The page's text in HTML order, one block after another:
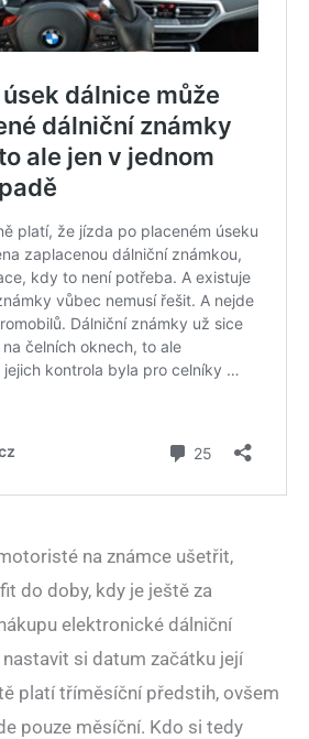
na známce ušetřit,
do doby, kdy je ještě za
elektronické dálniční
si datum začátku její
platí tříměsíční předstih, ovšem
pouze měsíční. Kdo si tedy